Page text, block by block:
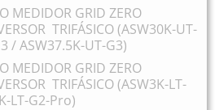
MEDIDOR GRID ZERO
TRIFÁSICO (ASW30K-UT-
/ ASW37.5K-UT-G3)
MEDIDOR GRID ZERO
TRIFÁSICO (ASW3K-LT-
LT-G2-Pro)